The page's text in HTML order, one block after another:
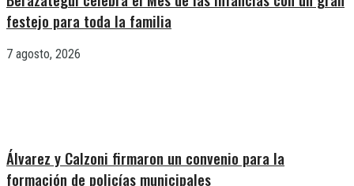
festejo para toda la familia
7 agosto, 2026
Álvarez y Calzoni firmaron un convenio para la
formación de policías municipales